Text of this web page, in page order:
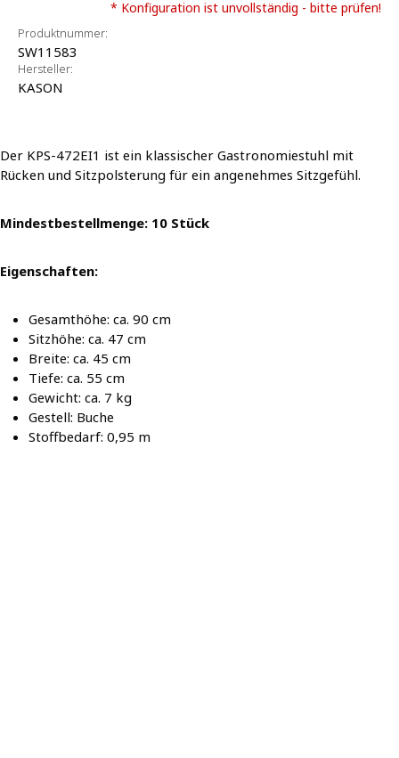
* Konfiguration ist unvollständig - bitte prüfen!
Produktnummer:
SW11583
Hersteller:
KASON
Der KPS-472EI1 ist ein klassischer Gastronomiestuhl mit
Rücken und Sitzpolsterung für ein angenehmes Sitzgefühl.
Mindestbestellmenge: 10 Stück
Eigenschaften:
Gesamthöhe: ca. 90 cm
Sitzhöhe: ca. 47 cm
Breite: ca. 45 cm
Tiefe: ca. 55 cm
Gewicht: ca. 7 kg
Gestell: Buche
Stoffbedarf: 0,95 m